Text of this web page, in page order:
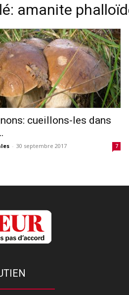
amanite
cueillons-les dans
- 30 septembre 2017 7